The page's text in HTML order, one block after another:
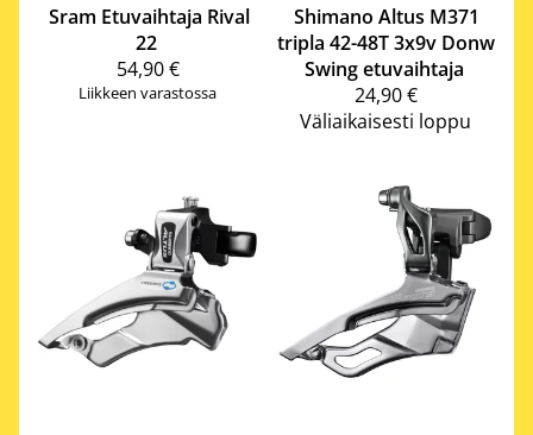
Sram Etuvaihtaja Rival
22
54,90 €
Liikkeen varastossa
Shimano Altus M371
tripla 42-48T 3x9v Donw
Swing etuvaihtaja
24,90 €
Väliaikaisesti loppu